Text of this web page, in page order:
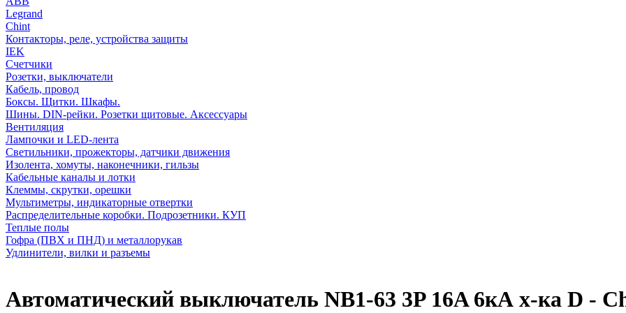
Legrand
Chint
Контакторы, реле, устройства защиты
IEK
Счетчики
Розетки, выключатели
Кабель, провод
Боксы. Щитки. Шкафы.
Шины. DIN-рейки. Розетки щитовые. Аксессуары
Вентиляция
Лампочки и LED-лента
Светильники, прожекторы, датчики движения
Изолента, хомуты, наконечники, гильзы
Кабельные каналы и лотки
Клеммы, скрутки, орешки
Мультиметры, индикаторные отвертки
Распределительные коробки. Подрозетники. КУП
Теплые полы
Гофра (ПВХ и ПНД) и металлорукав
Удлинители, вилки и разъемы
Автоматический выключатель NB1-63 3P 16A 6кА х-ка D -